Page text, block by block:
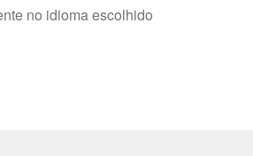
no idioma escolhido